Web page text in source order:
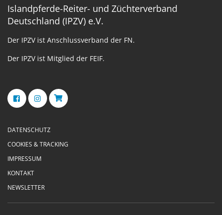
Islandpferde-Reiter- und Züchterverband
Deutschland (IPZV) e.V.
Der IPZV ist Anschlussverband der FN.
Der IPZV ist Mitglied der FEIF.
DATENSCHUTZ
COOKIES & TRACKING
IMPRESSUM
KONTAKT
NEWSLETTER